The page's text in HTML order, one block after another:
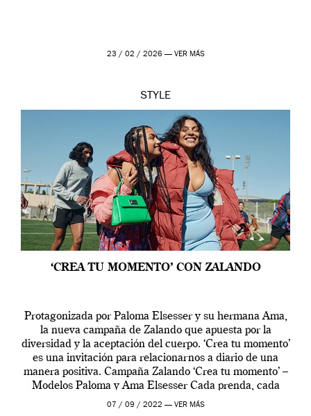
23 / 02 / 2026 — VER MÁS
STYLE
‘CREA TU MOMENTO’ CON ZALANDO
Protagonizada por Paloma Elsesser y su hermana Ama,
la nueva campaña de Zalando que apuesta por la
diversidad y la aceptación del cuerpo. ‘Crea tu momento’
es una invitación para relacionarnos a diario de una
manera positiva. Campaña Zalando ‘Crea tu momento’ –
Modelos Paloma y Ama Elsesser Cada prenda, cada
outfit, cada momento, caracteriza […]
07 / 09 / 2022 — VER MÁS